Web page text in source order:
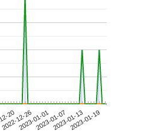
20
2022-12-262023-01-012023-01-072023-01-132023-01-19